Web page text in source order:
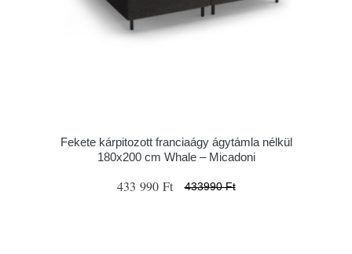
Fekete kárpitozott franciaágy ágytámla nélkül
180x200 cm Whale – Micadoni
433 990 Ft 433990 Ft